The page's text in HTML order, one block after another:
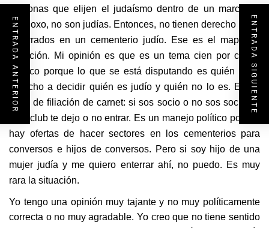
personas que elijen el judaísmo dentro de un marco no
ortodoxo, no son judías. Entonces, no tienen derecho a ser
enterrados en un cementerio judío. Ese es el mapa de
situación. Mi opinión es que es un tema cien por ciento
político porque lo que se está disputando es quién tiene
derecho a decidir quién es judío y quién no lo es. Es un
tema de filiación de carnet: si sos socio o no sos socio de
este club te dejo o no entrar. Es un manejo político porque
hay ofertas de hacer sectores en los cementerios para
conversos e hijos de conversos. Pero si soy hijo de una
mujer judía y me quiero enterrar ahí, no puedo. Es muy
rara la situación.
Yo tengo una opinión muy tajante y no muy políticamente
correcta o no muy agradable. Yo creo que no tiene sentido
ENTRADA ANTERIOR ENTRADA SIGUIENTE